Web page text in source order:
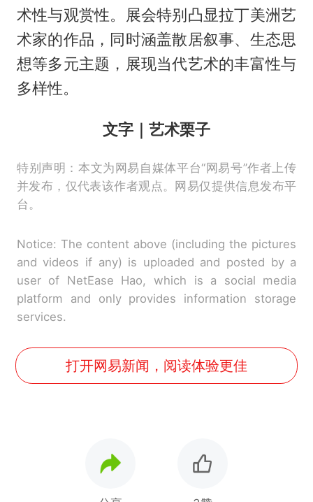
术性与观赏性。展会特别凸显拉丁美洲艺
术家的作品，同时涵盖散居叙事、生态思
想等多元主题，展现当代艺术的丰富性与
多样性。
文字｜艺术栗子
特别声明：本文为网易自媒体平台“网易号”作者上传
并发布，仅代表该作者观点。网易仅提供信息发布平
台。
Notice: The content above (including the pictures
and videos if any) is uploaded and posted by a
user of NetEase Hao, which is a social media
platform and only provides information storage
services.
打开网易新闻，阅读体验更佳